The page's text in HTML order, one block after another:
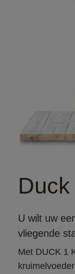
U wilt uw
vliegende
Met DUCK 1